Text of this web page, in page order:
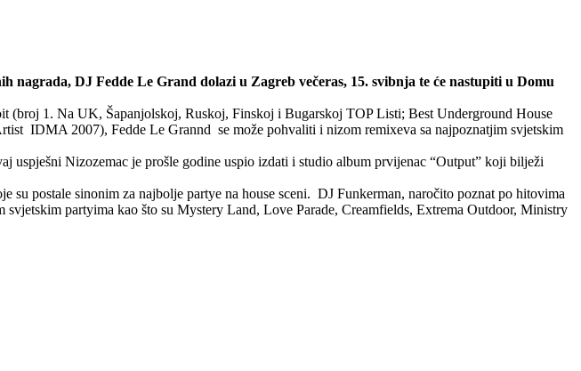
DJ Fedde Le Grand dolazi u Zagreb večeras, 15. svibnja te će nastupiti u Domu
(broj 1. Na UK, Šapanjolskoj, Ruskoj, Finskoj i Bugarskoj TOP Listi; Best Underground House
IDMA 2007), Fedde Le Grannd se može pohvaliti i nizom remixeva sa najpoznatjim svjetskim
Nizozemac je prošle godine uspio izdati i studio album prvijenac “Output” koji bilježi
su postale sinonim za najbolje partye na house sceni. DJ Funkerman, naročito poznat po hitovima
partyima kao što su Mystery Land, Love Parade, Creamfields, Extrema Outdoor, Ministry